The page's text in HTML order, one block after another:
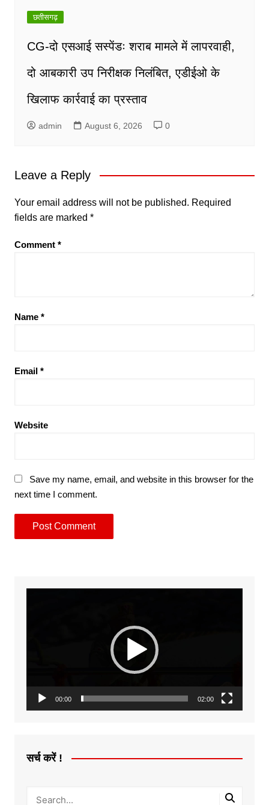
छतीसगढ़
CG-दो एसआई सस्पेंडः शराब मामले में लापरवाही,
दो आबकारी उप निरीक्षक निलंबित, एडीईओ के
खिलाफ कार्रवाई का प्रस्ताव
admin August 6, 2026 0
Leave a Reply
Your email address will not be published. Required
fields are marked *
Comment *
Name *
Email *
Website
Save my name, email, and website in this browser for the
next time I comment.
00:00 02:00
सर्च करें !